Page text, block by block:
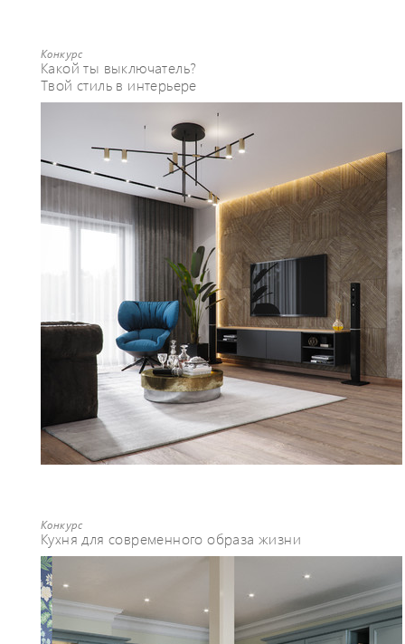
Конкурс
Какой ты выключатель?
Твой стиль в интерьере
Конкурс
Кухня для современного образа жизни